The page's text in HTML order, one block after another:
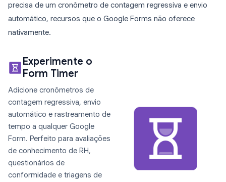
precisa de um cronômetro de contagem regressiva e envio
automático, recursos que o Google Forms não oferece
nativamente.
Experimente o
Form Timer
Adicione cronômetros de
contagem regressiva, envio
automático e rastreamento de
tempo a qualquer Google
Form. Perfeito para avaliações
de conhecimento de RH,
questionários de
conformidade e triagens de